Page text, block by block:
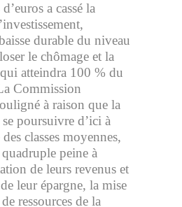
a cassé la
durable du niveau
le chômage et la
atteindra 100 % du
Commission
à raison que la
poursuivre d’ici à
classes moyennes,
peine à
de leurs revenus et
leur épargne, la mise
ressources de la